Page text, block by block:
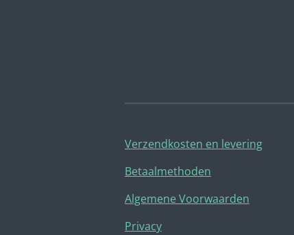
Verzendkosten en levering
Betaalmethoden
Algemene Voorwaarden
Privacy